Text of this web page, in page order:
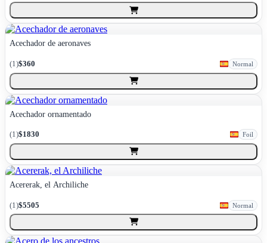
Acechador de aeronaves
(1)$360 Normal
Acechador ornamentado
(1)$1830 Foil
Acererak, el Archiliche
(1)$5505 Normal